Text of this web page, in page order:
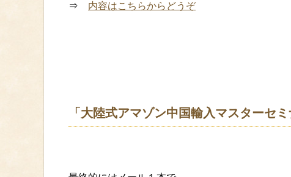
⇒ 内容はこちらからどうぞ
「大陸式アマゾン中国輸入マスターセ